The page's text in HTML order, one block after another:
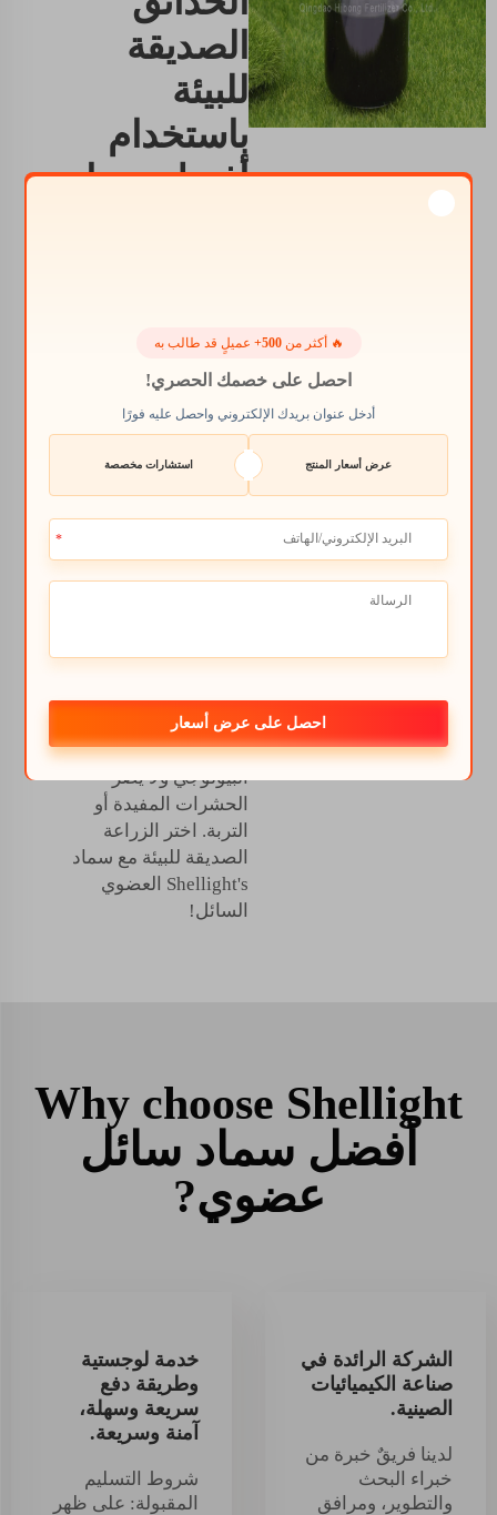
الصديقة
للبيئة
باستخدام
أفضل سماد
باستخدام سمادنا السائل
العضوي. تعمل عملية
التشغيل الهادئة جدًا لـ
Shellight's على تغذية
النباتات العضوية، هذه
الحلول لرعاية النباتات لن
للبيئة أيضًا. يمكنك أن
الطبيعية ولا تحتوي على
مواد كيميائية ضارة.
سمادنا قابل للتحلل
البيولوجي ولا يضر
الحشرات المفيدة أو
التربة. اختر الزراعة
الصديقة للبيئة مع سماد
Shellight's العضوي
السائل!
Why choose Shellight
أفضل سماد سائل
عضوي?
الشركة الرائدة في
صناعة الكيميائيات
الصينية.
لدينا فريقٌ خبرة من
خبراء البحث
والتطوير، ومرافق
خدمة لوجستية
وطريقة دفع
سريعة وسهلة،
آمنة وسريعة.
شروط التسليم
المقبولة: على ظهر
🔥 أكثر من500+ عميلٍ قد طالب به
احصل على خصمك الحصري!
أدخل عنوان بريدك الإلكتروني واحصل عليه فورًا
عرض أسعار المنتج استشارات مخصصة
احصل على عرض أسعار